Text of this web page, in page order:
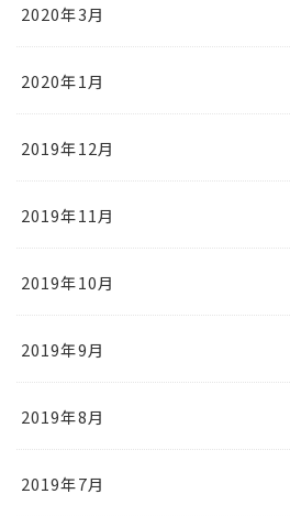
2020年3月
2020年1月
2019年12月
2019年11月
2019年10月
2019年9月
2019年8月
2019年7月